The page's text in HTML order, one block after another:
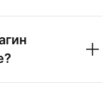
Instagram